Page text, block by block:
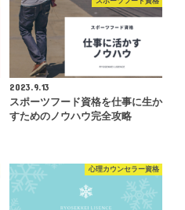
2023.9.13
スポーツフード資格を仕事に生か
すためのノウハウ完全攻略
心理カウンセラー資格